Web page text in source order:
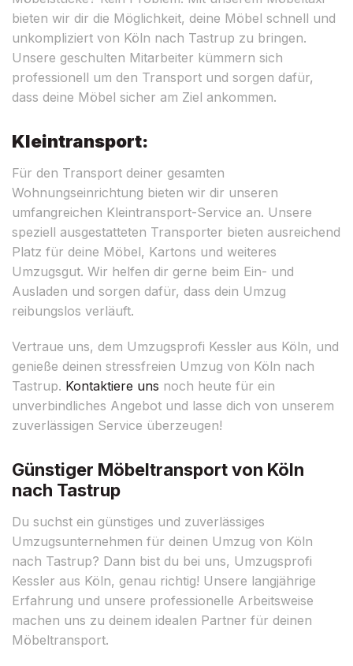
bieten wir dir die Möglichkeit, deine Möbel schnell und
unkompliziert von Köln nach Tastrup zu bringen.
Unsere geschulten Mitarbeiter kümmern sich
professionell um den Transport und sorgen dafür,
dass deine Möbel sicher am Ziel ankommen.
Kleintransport:
Für den Transport deiner gesamten
Wohnungseinrichtung bieten wir dir unseren
umfangreichen Kleintransport-Service an. Unsere
speziell ausgestatteten Transporter bieten ausreichend
Platz für deine Möbel, Kartons und weiteres
Umzugsgut. Wir helfen dir gerne beim Ein- und
Ausladen und sorgen dafür, dass dein Umzug
reibungslos verläuft.
Vertraue uns, dem Umzugsprofi Kessler aus Köln, und
genieße deinen stressfreien Umzug von Köln nach
Tastrup. Kontaktiere uns noch heute für ein
unverbindliches Angebot und lasse dich von unserem
zuverlässigen Service überzeugen!
Günstiger Möbeltransport von Köln
nach Tastrup
Du suchst ein günstiges und zuverlässiges
Umzugsunternehmen für deinen Umzug von Köln
nach Tastrup? Dann bist du bei uns, Umzugsprofi
Kessler aus Köln, genau richtig! Unsere langjährige
Erfahrung und unsere professionelle Arbeitsweise
machen uns zu deinem idealen Partner für deinen
Möbeltransport.